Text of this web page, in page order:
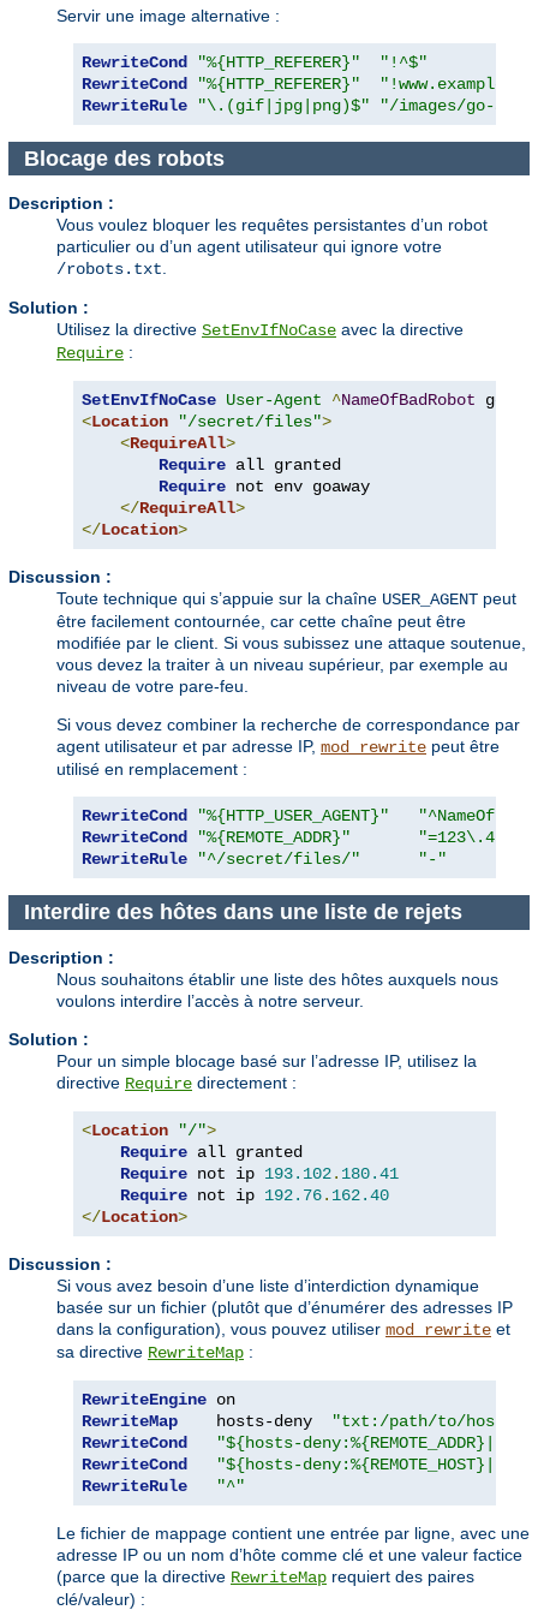
Servir une image alternative :
RewriteCond "%{HTTP_REFERER}"
"!^$"
RewriteCond
"%{HTTP_REFERER}"
RewriteRule
"\.(gif|jpg|png)$" "/images/go-
Blocage des robots
Description :
Vous voulez bloquer les requêtes persistantes d’un robot
particulier ou d’un agent utilisateur qui ignore votre
/robots.txt.
Solution :
Utilisez la directive SetEnvIfNoCase avec la directive
Require :
SetEnvIfNoCase User-Agent ^NameOfBadRobot
<Location "/secret/files">
<RequireAll>
Require all granted
Require not env goaway
</RequireAll>
</Location>
Discussion :
Toute technique qui s’appuie sur la chaîne USER_AGENT peut
être facilement contournée, car cette chaîne peut être
modifiée par le client. Si vous subissez une attaque soutenue,
vous devez la traiter à un niveau supérieur, par exemple au
niveau de votre pare-feu.
Si vous devez combiner la recherche de correspondance par
agent utilisateur et par adresse IP, mod_rewrite peut être
utilisé en remplacement :
RewriteCond "%{HTTP_USER_AGENT}"
RewriteCond
"%{REMOTE_ADDR}"
RewriteRule
"^/secret/files/" "-"
Interdire des hôtes dans une liste de rejets
Description :
Nous souhaitons établir une liste des hôtes auxquels nous
voulons interdire l’accès à notre serveur.
Solution :
Pour un simple blocage basé sur l’adresse IP, utilisez la
directive Require directement :
<Location "/">
Require all granted
Require not ip 193.102. 180.41
Require not ip 192.76. 162.40
</Location>
Discussion :
Si vous avez besoin d’une liste d’interdiction dynamique
basée sur un fichier (plutôt que d’énumérer des adresses IP
dans la configuration), vous pouvez utiliser mod_rewrite et
sa directive RewriteMap :
RewriteEngine
RewriteMap
    hosts-deny
"txt:/path/to/
RewriteCond
"${hosts-deny:%{REMOTE_ADDR}|NOT-
RewriteCond
"${hosts-deny:%{REMOTE_HOST}|NOT-
RewriteRule
"^"
Le fichier de mappage contient une entrée par ligne, avec une
adresse IP ou un nom d’hôte comme clé et une valeur factice
(parce que la directive RewriteMap requiert des paires
clé/valeur) :